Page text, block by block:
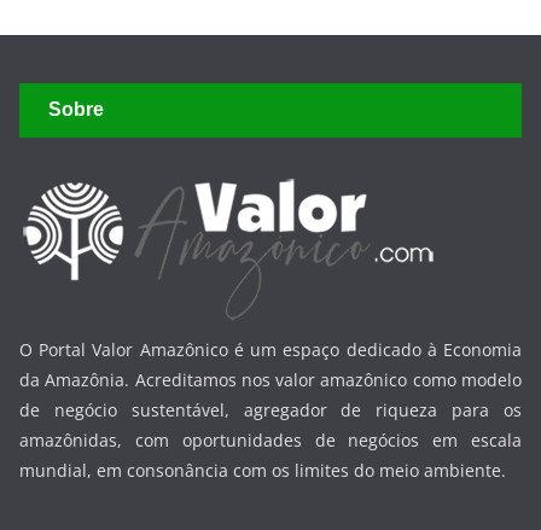
Sobre
O Portal Valor Amazônico é um espaço dedicado à Economia
da Amazônia. Acreditamos nos valor amazônico como modelo
de negócio sustentável, agregador de riqueza para os
amazônidas, com oportunidades de negócios em escala
mundial, em consonância com os limites do meio ambiente.